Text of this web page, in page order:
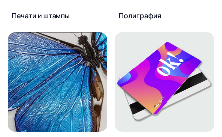
Печати и штампы Полиграфия